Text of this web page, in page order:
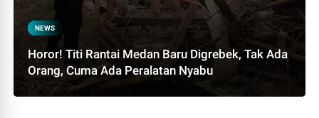
NEWS
Horor! Titi Rantai Medan Baru Digrebek, Tak Ada
Orang, Cuma Ada Peralatan Nyabu